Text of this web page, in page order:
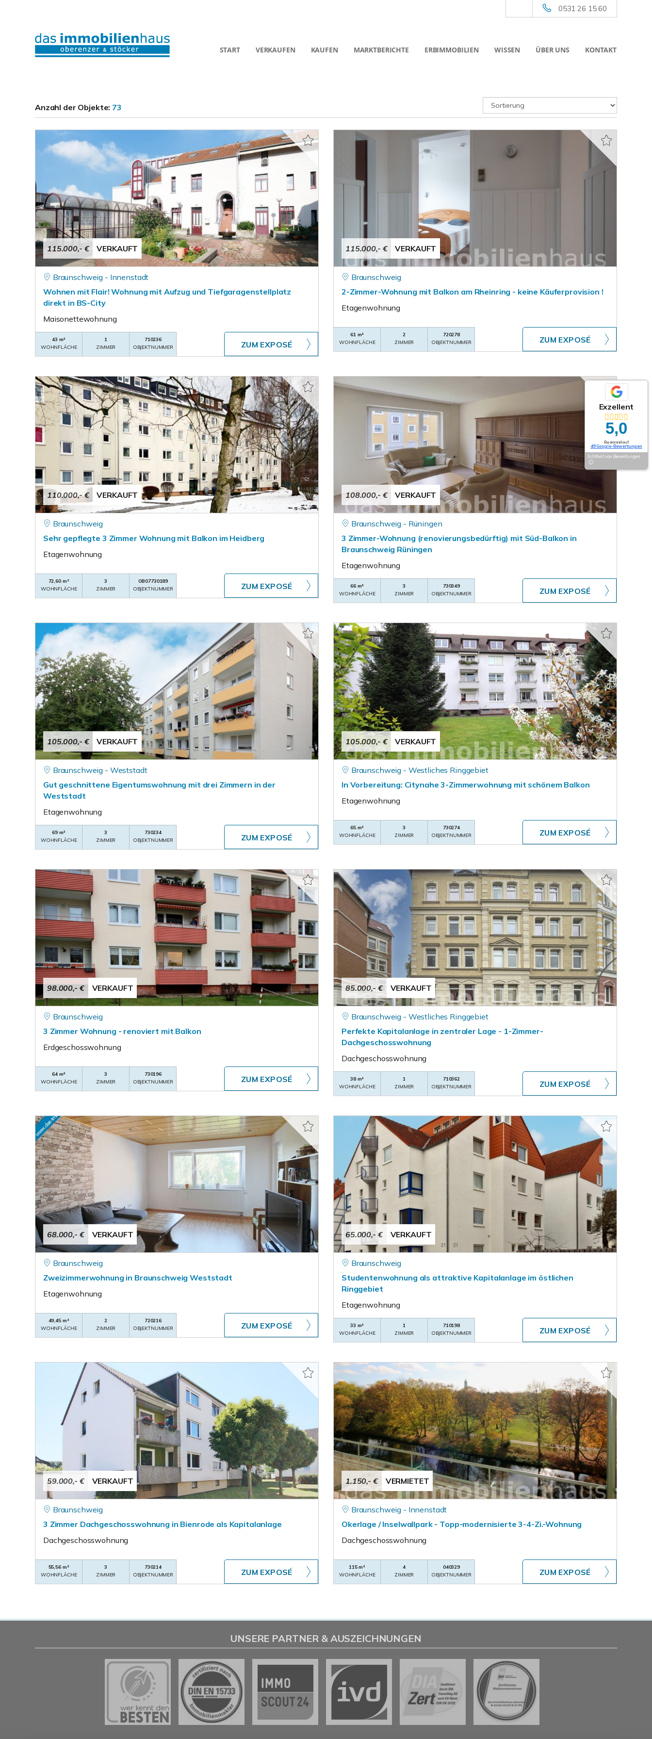
0531 26 15 60
START VERKAUFEN KAUFEN MARKTBERICHTE ERBIMMOBILIEN WISSEN ÜBER UNS KONTAKT
Anzahl der Objekte: 73
115.000,- € VERKAUFT
Braunschweig - Innenstadt
Wohnen mit Flair! Wohnung mit Aufzug und Tiefgaragenstellplatz
direkt in BS-City
Maisonettewohnung
43 m²
WOHNFLÄCHE
1
ZIMMER
710236
OBJEKTNUMMER
ZUM EXPOSÉ
115.000,- € VERKAUFT
Braunschweig
2-Zimmer-Wohnung mit Balkon am Rheinring - keine Käuferprovision !
Etagenwohnung
61 m²
WOHNFLÄCHE
2
ZIMMER
720278
OBJEKTNUMMER
ZUM EXPOSÉ
110.000,- € VERKAUFT
Braunschweig
Sehr gepflegte 3 Zimmer Wohnung mit Balkon im Heidberg
Etagenwohnung
72,60 m²
WOHNFLÄCHE
3
ZIMMER
OB07730189
OBJEKTNUMMER
ZUM EXPOSÉ
108.000,- € VERKAUFT
Braunschweig - Rüningen
3 Zimmer-Wohnung (renovierungsbedürftig) mit Süd-Balkon in
Braunschweig Rüningen
Etagenwohnung
66 m²
WOHNFLÄCHE
3
ZIMMER
730349
OBJEKTNUMMER
ZUM EXPOSÉ
105.000,- € VERKAUFT
Braunschweig - Weststadt
Gut geschnittene Eigentumswohnung mit drei Zimmern in der
Weststadt
Etagenwohnung
69 m²
WOHNFLÄCHE
3
ZIMMER
730234
OBJEKTNUMMER
ZUM EXPOSÉ
105.000,- € VERKAUFT
Braunschweig - Westliches Ringgebiet
In Vorbereitung: Citynahe 3-Zimmerwohnung mit schönem Balkon
Etagenwohnung
65 m²
WOHNFLÄCHE
3
ZIMMER
730274
OBJEKTNUMMER
ZUM EXPOSÉ
98.000,- € VERKAUFT
Braunschweig
3 Zimmer Wohnung - renoviert mit Balkon
Erdgeschosswohnung
64 m²
WOHNFLÄCHE
3
ZIMMER
730196
OBJEKTNUMMER
ZUM EXPOSÉ
85.000,- € VERKAUFT
Braunschweig - Westliches Ringgebiet
Perfekte Kapitalanlage in zentraler Lage - 1-Zimmer-
Dachgeschosswohnung
Dachgeschosswohnung
38 m²
WOHNFLÄCHE
1
ZIMMER
710362
OBJEKTNUMMER
ZUM EXPOSÉ
68.000,- € VERKAUFT
Braunschweig
Zweizimmerwohnung in Braunschweig Weststadt
Etagenwohnung
49,45 m²
WOHNFLÄCHE
2
ZIMMER
720216
OBJEKTNUMMER
ZUM EXPOSÉ
65.000,- € VERKAUFT
Braunschweig
Studentenwohnung als attraktive Kapitalanlage im östlichen
Ringgebiet
Etagenwohnung
33 m²
WOHNFLÄCHE
1
ZIMMER
710198
OBJEKTNUMMER
ZUM EXPOSÉ
59.000,- € VERKAUFT
Braunschweig
3 Zimmer Dachgeschosswohnung in Bienrode als Kapitalanlage
Dachgeschosswohnung
55,56 m²
WOHNFLÄCHE
3
ZIMMER
730214
OBJEKTNUMMER
ZUM EXPOSÉ
1.150,- € VERMIETET
Braunschweig - Innenstadt
Okerlage / Inselwallpark - Topp-modernisierte 3-4-Zi.-Wohnung
Dachgeschosswohnung
115 m²
WOHNFLÄCHE
4
ZIMMER
040329
OBJEKTNUMMER
ZUM EXPOSÉ
Exzellent
5,0
Basierend auf
49 Google-Bewertungen
Echtheit von Bewertungen
UNSERE PARTNER & AUSZEICHNUNGEN